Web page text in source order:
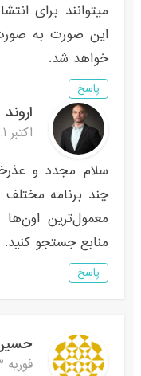
میتوانند برای
این صورت به
خواهد شد.
پاسخ
اکتبر 1, 2017 در 9:15 ب.ظ
سلام مجدد و
چند برنامه مختلف
منابع جستجو کنید.
پاسخ
فوریه 13, 2018 در 11:18 ق.ظ